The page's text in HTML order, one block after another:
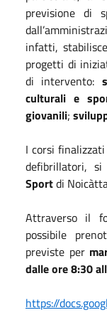
previsione di
infatti,
progetti di
di intervento:
culturali e
giovanili;
I corsi
defibrillatori,
Sportdi
Attraverso il
possibile
previste per
dalle ore 8:30
https://